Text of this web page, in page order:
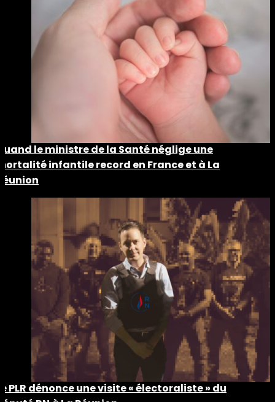
le ministre de la Santé néglige une
infantile record en France et à La
PLR dénonce une visite « électoraliste » du